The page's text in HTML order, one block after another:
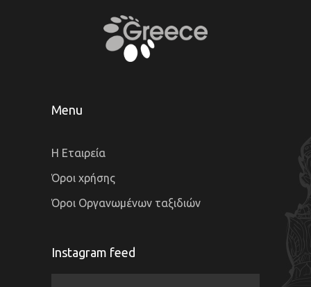
Menu
Η Εταιρεία
Όροι χρήσης
Όροι Οργανωμένων ταξιδιών
Instagram feed